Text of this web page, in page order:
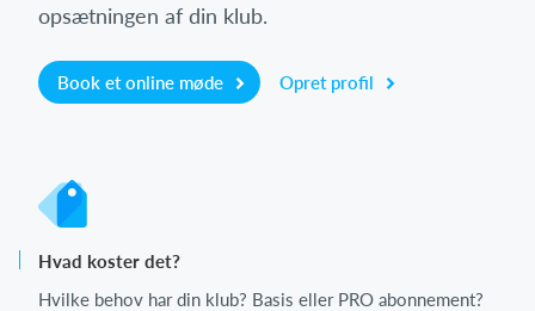
opsætningen af din klub.
Book et online møde Opret profil
Hvad koster det?
Hvilke behov har din klub? Basis eller PRO abonnement?